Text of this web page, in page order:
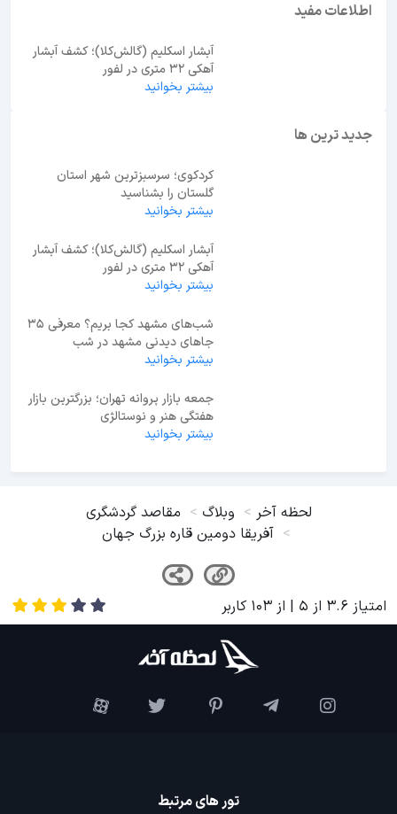
اطلاعات مفید
آبشار اسکلیم (گالش‌کلا)؛ کشف آبشار
آهکی ۳۲ متری در لفور
بیشتر بخوانید
جدید ترین ها
کردکوی؛ سرسبزترین شهر استان
گلستان را بشناسید
بیشتر بخوانید
آبشار اسکلیم (گالش‌کلا)؛ کشف آبشار
آهکی ۳۲ متری در لفور
بیشتر بخوانید
شب‌های مشهد کجا بریم؟ معرفی 35
جاهای دیدنی مشهد در شب
بیشتر بخوانید
جمعه بازار پروانه تهران؛ بزرگترین بازار
هفتگی هنر و نوستالژی
بیشتر بخوانید
لحظه آخر وبلاگ
مقاصد گردشگری
آفریقا دومین قاره بزرگ جهان
امتیاز 3.6 از 5 | از 103 کاربر
تور های مرتبط